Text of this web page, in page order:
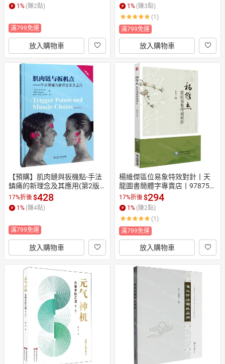
1% (賺2點)
滿799免運
放入購物車
1% (賺3點)
(1)
滿799免運
放入購物車
【預購】肌肉鏈與扳機點-手法
鎮痛的新理念及其應用(第2版)
(精)丨天龍圖書簡體字專賣店丨
9787572301346 (tl2608_山東
書展)
17%折後$428
1 % (賺4點)
滿799免運
放入購物車
楊維傑區位易象特效對針丨天
龍圖書簡體字專賣店丨978752
1448245 (tl2607)
17%折後$294
1 % (賺2點)
(1)
滿799免運
放入購物車